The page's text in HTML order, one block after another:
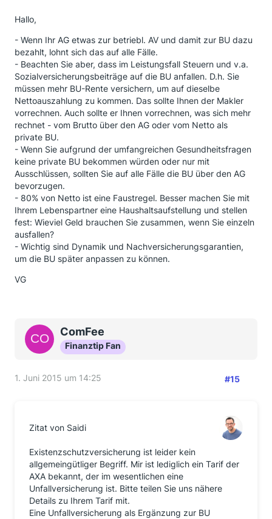
Hallo,
- Wenn Ihr AG etwas zur betriebl. AV und damit zur BU dazu
bezahlt, lohnt sich das auf alle Fälle.
- Beachten Sie aber, dass im Leistungsfall Steuern und v.a.
Sozialversicherungsbeiträge auf die BU anfallen. D.h. Sie
müssen mehr BU-Rente versichern, um auf dieselbe
Nettoauszahlung zu kommen. Das sollte Ihnen der Makler
vorrechnen. Auch sollte er Ihnen vorrechnen, was sich mehr
rechnet - vom Brutto über den AG oder vom Netto als
private BU.
- Wenn Sie aufgrund der umfangreichen Gesundheitsfragen
keine private BU bekommen würden oder nur mit
Ausschlüssen, sollten Sie auf alle Fälle die BU über den AG
bevorzugen.
- 80% von Netto ist eine Faustregel. Besser machen Sie mit
Ihrem Lebenspartner eine Haushaltsaufstellung und stellen
fest: Wieviel Geld brauchen Sie zusammen, wenn Sie einzeln
ausfallen?
- Wichtig sind Dynamik und Nachversicherungsgarantien,
um die BU später anpassen zu können.
VG
ComFee
Finanztip Fan
1. Juni 2015 um 14:25 #15
Zitat von Saidi
Existenzschutzversicherung ist leider kein
allgemeingütliger Begriff. Mir ist lediglich ein Tarif der
AXA bekannt, der im wesentlichen eine
Unfallversicherung ist. Bitte teilen Sie uns nähere
Details zu Ihrem Tarif mit.
Eine Unfallversicherung als Ergänzung zur BU